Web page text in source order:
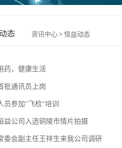
态 资讯中心> 恒益动态
药，健康生活
批通讯员上岗
员参加“飞检“培训
益公司入选铜陵市情片拍摄
委会副主任王祥生来我公司调研